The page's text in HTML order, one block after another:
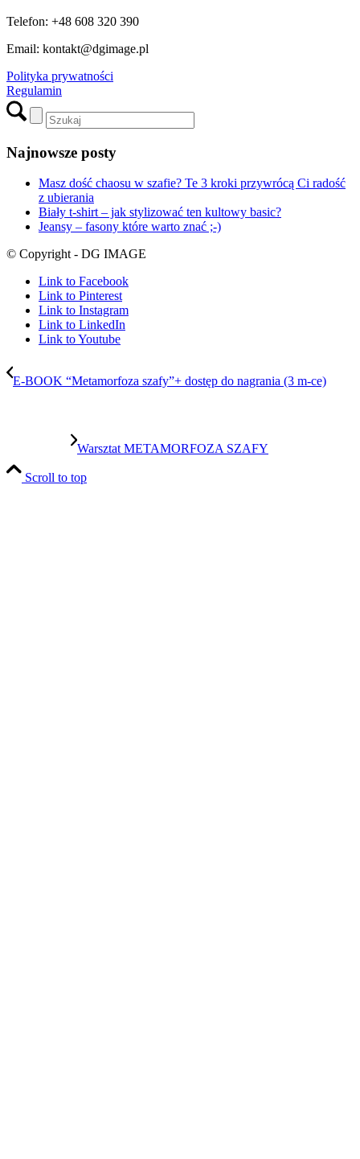
Telefon: +48 608 320 390
Email: kontakt@dgimage.pl
Polityka prywatności
Regulamin
Najnowsze posty
Masz dość chaosu w szafie? Te 3 kroki przywrócą Ci radość
z ubierania
Biały t-shirt – jak stylizować ten kultowy basic?
Jeansy – fasony które warto znać ;-)
© Copyright - DG IMAGE
Link to Facebook
Link to Pinterest
Link to Instagram
Link to LinkedIn
Link to Youtube
E-BOOK “Metamorfoza szafy”+ dostęp do nagrania (3 m-ce)
Warsztat METAMORFOZA SZAFY
Scroll to top